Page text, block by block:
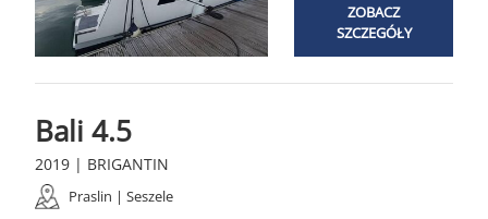
ZOBACZ
SZCZEGÓŁY
Bali 4.5
2019 | BRIGANTIN
Praslin | Seszele